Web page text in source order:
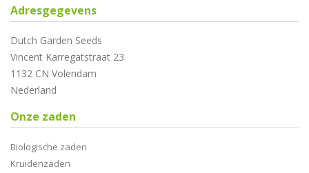
Adresgegevens
Dutch Garden Seeds
Vincent Karregatstraat 23
1132 CN Volendam
Nederland
Onze zaden
Biologische zaden
Kruidenzaden